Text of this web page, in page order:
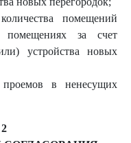
помещений
за счет
устройства новых
проемов в ненесущих